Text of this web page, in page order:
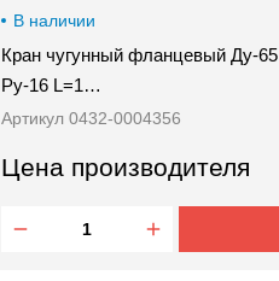
В наличии
Кран чугунный фланцевый Ду-65
Ру-16 L=1…
Артикул 0432-0004356
Цена производителя